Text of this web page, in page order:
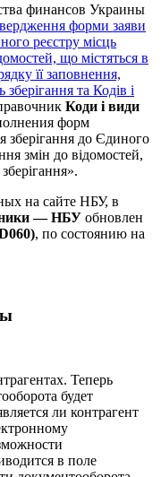
финансов Украины
форми заяви
реєстру місць
що містяться в
її заповнення,
та Кодів і
Коди і види
форм
зберігання до Єдиного
змін до відомостей,
на сайте НБУ, в
— НБУ обновлен
, по состоянию на
Теперь
будет
ли контрагент
в поле